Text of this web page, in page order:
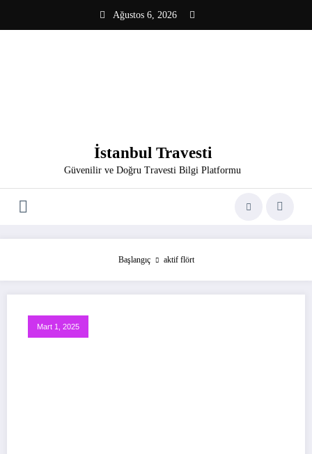
Ağustos 6, 2026
İstanbul Travesti
Güvenilir ve Doğru Travesti Bilgi Platformu
Başlangıç aktif flört
Mart 1, 2025